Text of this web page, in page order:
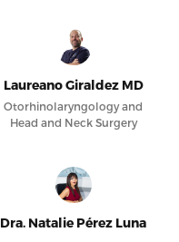
Laureano Giraldez MD
Otorhinolaryngology and
Head and Neck Surgery
Dra. Natalie Pérez Luna